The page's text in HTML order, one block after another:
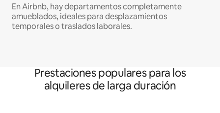
En Airbnb, hay departamentos completamente
amueblados, ideales para desplazamientos
temporales o traslados laborales.
Prestaciones populares para los
alquileres de larga duración